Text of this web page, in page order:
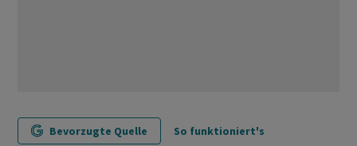
Bevorzugte Quelle So funktioniert's